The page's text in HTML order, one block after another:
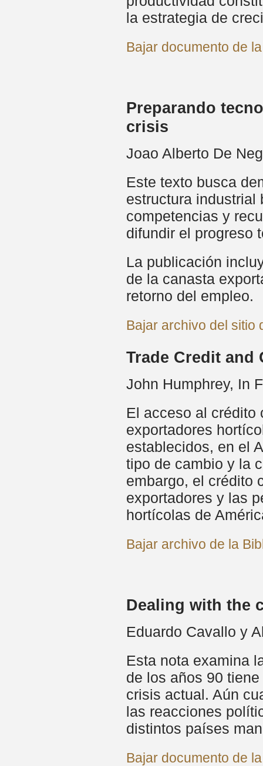
la estrategia de
Bajar documento de
Preparando
crisis
Joao Alberto De
Este texto busca
estructura industrial
competencias y
difundir el progreso
La publicación
de la canasta
retorno del empleo.
Bajar archivo del sitio
Trade Credit and
John Humphrey, In
El acceso al crédito
exportadores
establecidos, en el
tipo de cambio y la
embargo, el crédito
exportadores y las
hortícolas de
Bajar archivo de la
Dealing with the
Eduardo Cavallo y
Esta nota examina
de los años 90
crisis actual. Aún
las reacciones
distintos países
Bajar documento de